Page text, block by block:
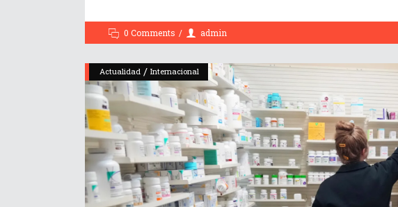
0 Comments admin
Actualidad / Internacional